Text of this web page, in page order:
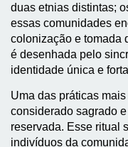
duas etnias distintas;
essas comunidades
colonização e tomada
é desenhada pelo
identidade única e
Uma das práticas
considerado sagrado
reservada. Esse ritual
indivíduos da